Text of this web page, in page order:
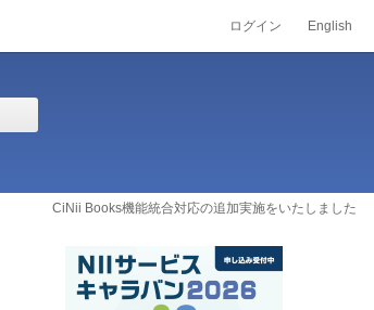
ログイン English
CiNii Books機能統合対応の追加実施をいたしました